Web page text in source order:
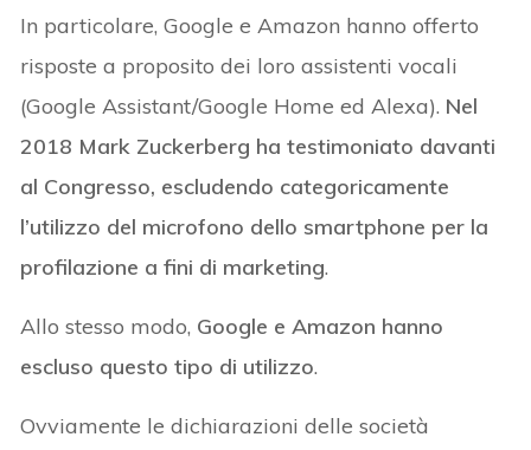
In particolare, Google e Amazon hanno offerto
risposte a proposito dei loro assistenti vocali
(Google Assistant/Google Home ed Alexa). Nel
2018 Mark Zuckerberg ha testimoniato davanti
al Congresso, escludendo categoricamente
l’utilizzo del microfono dello smartphone per la
profilazione a fini di marketing.
Allo stesso modo, Google e Amazon hanno
escluso questo tipo di utilizzo.
Ovviamente le dichiarazioni delle società